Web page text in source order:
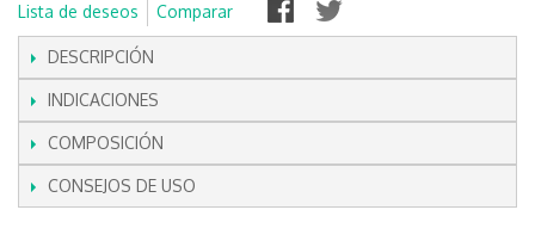
Lista de deseos Comparar
DESCRIPCIÓN
INDICACIONES
COMPOSICIÓN
CONSEJOS DE USO